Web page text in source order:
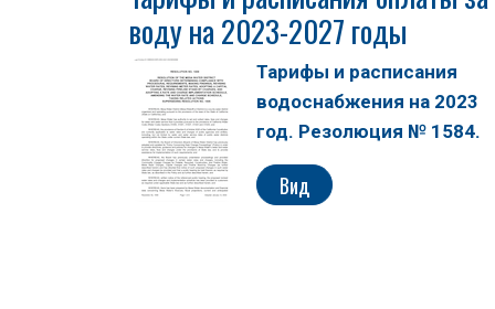
воду на 2023-2027 годы
Тарифы и расписания
водоснабжения на 2023
год. Резолюция № 1584.
Вид